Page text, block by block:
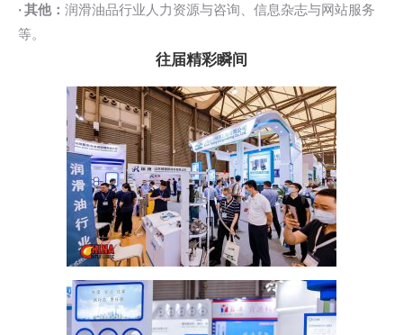
· 其他： 润滑油品行业人力资源与咨询、信息杂志与网站服务
等。
往届精彩瞬间